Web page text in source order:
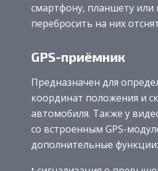
смартфону, планшету или
перебросить на них
GPS-приёмник
Предназначен для
координат положения и
автомобиля. Также у
со встроенным GPS-
дополнительные функции: